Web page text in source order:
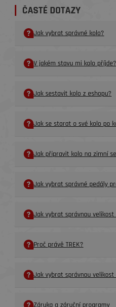
ČASTÉ DOTAZY
Jak vybrat správné kolo?
V jakém stavu mi kolo příjde?
Jak sestavit kolo z eshopu?
Jak se starat o své kolo po
Jak připravit kolo na zimní
Jak vybrat správné pedály
Jak vybrat správnou velikost
Proč právě TREK?
Jak vybrat správnou velikost
Záruka a záruční programy